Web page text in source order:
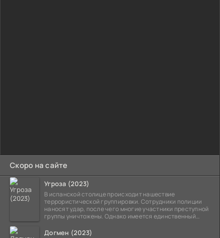
Скоро на сайте
Угроза (2023)
В испанской столице происходит нашествие
террористической группировки. Сотрудники полиции
наносят удар, после чего многие участники преступной
группы уничтожены. Однако имеется единственный
Догмен (2023)